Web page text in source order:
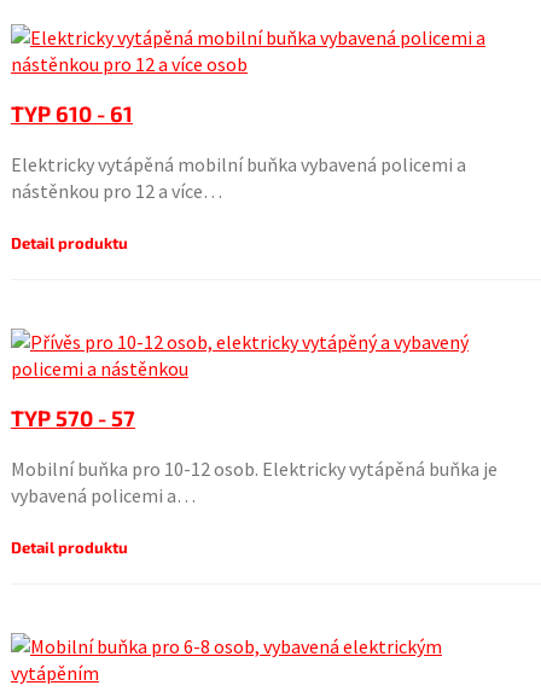
TYP 610 - 61
Elektricky vytápěná mobilní buňka vybavená policemi a
nástěnkou pro 12 a více…
Detail produktu
TYP 570 - 57
Mobilní buňka pro 10-12 osob. Elektricky vytápěná buňka je
vybavená policemi a…
Detail produktu